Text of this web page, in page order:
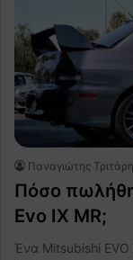
Παναγιώτης
Πόσο
Evo IX MR;
Ένα Mitsubishi